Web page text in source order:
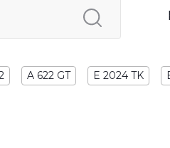
A 622 GT E 2024 TK